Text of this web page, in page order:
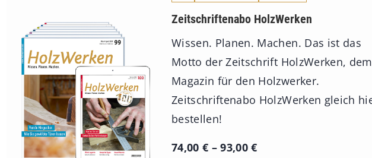
Zeitschriftenabo HolzWerken
Wissen. Planen. Machen. Das ist das
Motto der Zeitschrift HolzWerken, dem
Magazin für den Holzwerker.
Zeitschriftenabo HolzWerken gleich
bestellen!
74,00 € –93,00€P